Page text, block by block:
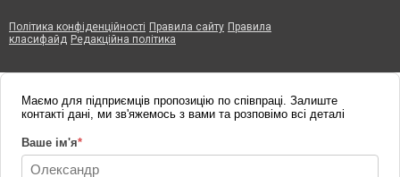
Політика конфіденційності Правила сайту Правила
класифайд Редакційна політика
Маємо для підприємців пропозицію по співпраці. Залиште
контакті дані, ми зв'яжемось з вами та розповімо всі деталі
Ваше ім'я*